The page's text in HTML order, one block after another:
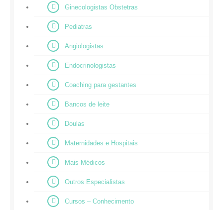
Ginecologistas Obstetras
Pediatras
Angiologistas
Endocrinologistas
Coaching para gestantes
Bancos de leite
Doulas
Maternidades e Hospitais
Mais Médicos
Outros Especialistas
Cursos – Conhecimento